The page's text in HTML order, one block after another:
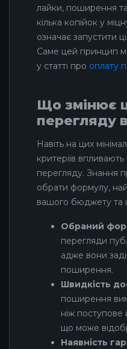
лайки, поширення
кілька копійок у
означає запустити
Саме цей принцип
у статті про оплату
Що змінює
перегляду
Навіть на цих
критеріїв
перегляду. Знання
обрати формулу,
вашого бюджету та
Обраний
перегляди
адже вони
поширення.
Швидкість
поширення
ніж
що може
Наявність